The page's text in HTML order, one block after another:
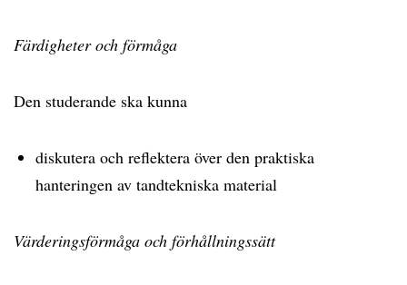
Färdigheter och förmåga
Den studerande ska kunna
diskutera och reflektera över den praktiska
hanteringen av tandtekniska material
Värderingsförmåga och förhållningssätt